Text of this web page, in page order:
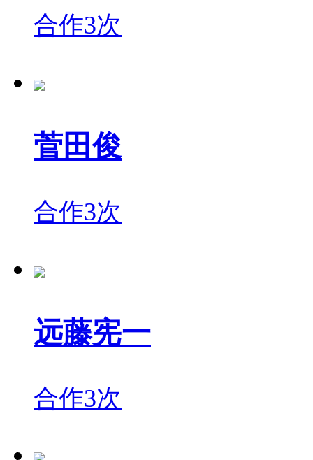
合作3次
菅田俊
合作3次
远藤宪一
合作3次